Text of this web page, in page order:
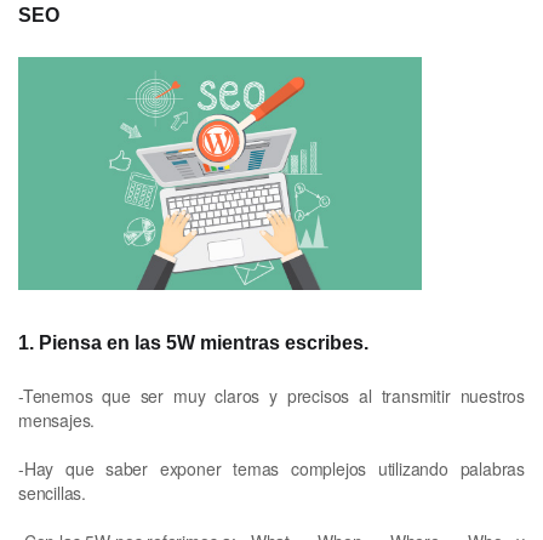
SEO
1. Piensa en las 5W mientras escribes.
-Tenemos que ser muy claros y precisos al transmitir nuestros
mensajes.
-Hay que saber exponer temas complejos utilizando palabras
sencillas.